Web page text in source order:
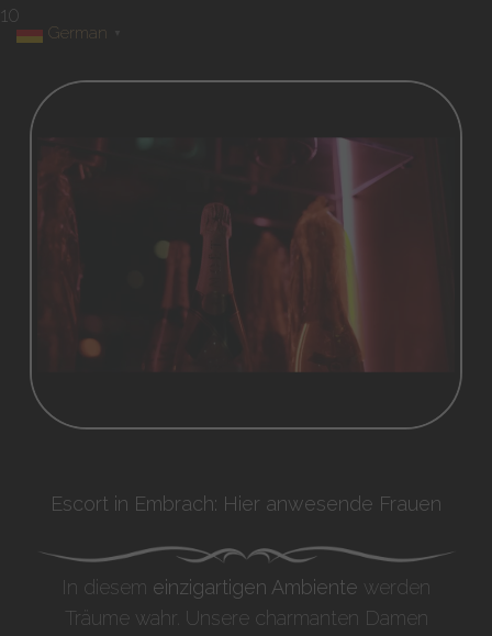
10
Escort in Embrach: Hier anwesende Frauen
In diesem einzigartigen Ambiente werden
Träume wahr. Unsere charmanten Damen
German